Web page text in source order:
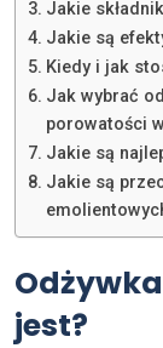
Jakie
Jakie są
Kiedy i jak
Jak wybrać
porowatości
Jakie są
Jakie są
jest?